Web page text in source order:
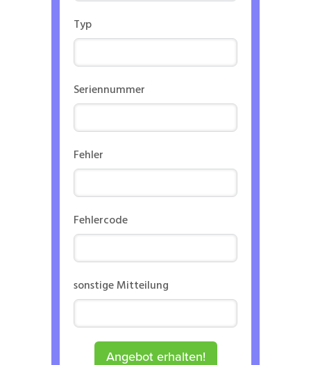
Typ
Seriennummer
Fehler
Fehlercode
sonstige Mitteilung
Angebot erhalten!